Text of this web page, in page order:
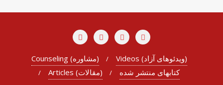
Counseling (مشاوره)
Videos (ویدئوهای آزاد)
Articles (مقالات)
کتابهای منتشر شده